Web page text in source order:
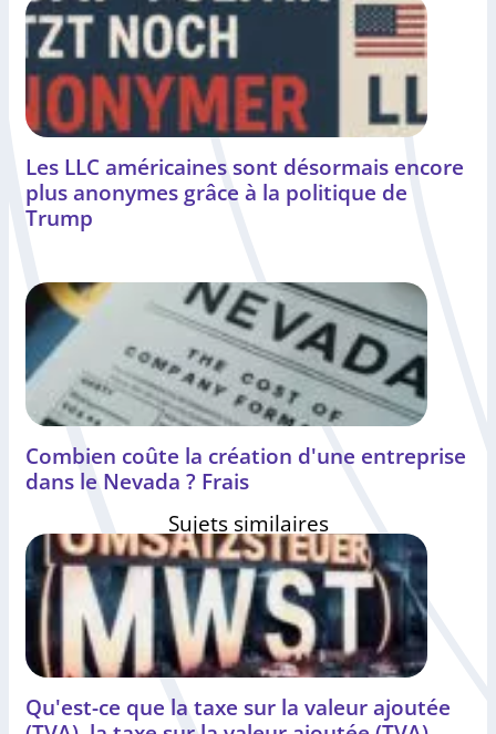
Les LLC américaines sont désormais encore
plus anonymes grâce à la politique de
Trump
Combien coûte la création d'une entreprise
dans le Nevada ? Frais
Sujets similaires
Qu'est-ce que la taxe sur la valeur ajoutée